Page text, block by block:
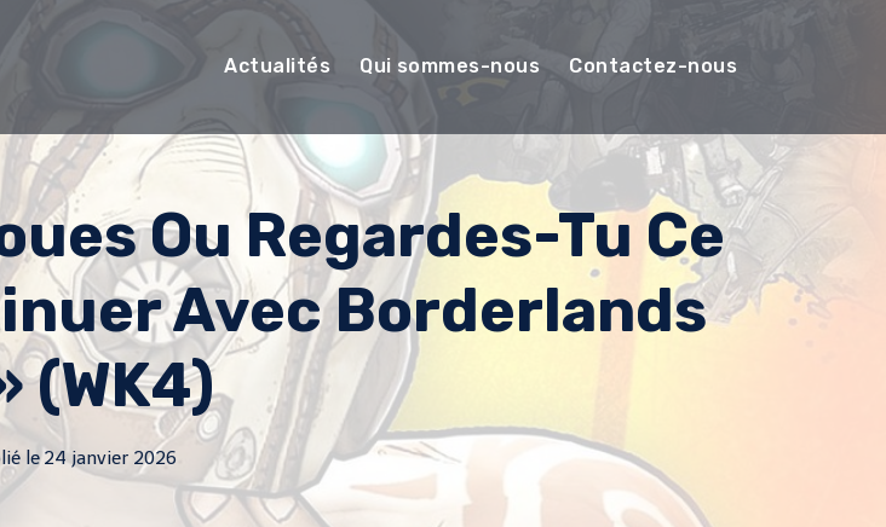
Actualités Qui sommes-nous Contactez-nous
Ou Regardes-Tu Ce
Avec Borderlands
(WK4)
le 24 janvier 2026